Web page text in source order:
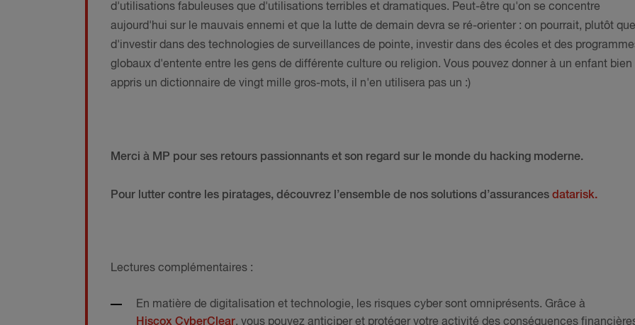
d'utilisations fabuleuses que d'utilisations terribles et dramatiques. Peut-être qu'on se concentre
aujourd'hui sur le mauvais ennemi et que la lutte de demain devra se ré-orienter : on pourrait, plutôt que
d'investir dans des technologies de surveillances de pointe, investir dans des écoles et des
globaux d'entente entre les gens de différente culture ou religion. Vous pouvez donner à un enfant bien
appris un dictionnaire de vingt mille gros-mots, il n'en utilisera pas un :)
Merci à MP pour ses retours passionnants et son regard sur le monde du hacking moderne.
Pour lutter contre les piratages, découvrez l’ensemble de nos solutions d’assurances datarisk.
Lectures complémentaires :
En matière de digitalisation et technologie, les risques cyber sont omniprésents. Grâce à
Hiscox CyberClear, vous pouvez anticiper et protéger votre activité des conséquences